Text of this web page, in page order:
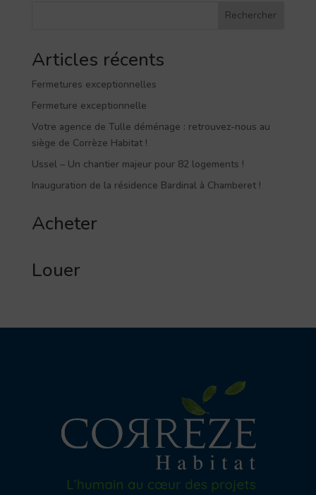
Rechercher
Articles récents
Fermetures exceptionnelles
Fermeture exceptionnelle
Votre agence de Tulle déménage : retrouvez-nous au
siège de Corrèze Habitat !
Ussel – Un chantier majeur pour 82 logements !
Inauguration de la résidence Bardinal à Chamberet !
Acheter
Louer